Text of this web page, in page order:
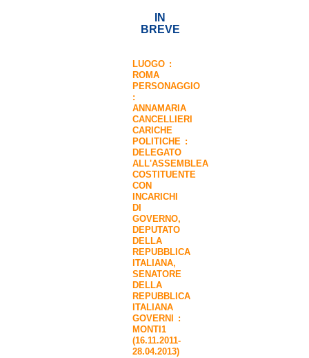
IN
BREVE
LUOGO :
ROMA
PERSONAGGIO
:
ANNAMARIA
CANCELLIERI
CARICHE
POLITICHE :
DELEGATO
ALL'ASSEMBLEA
COSTITUENTE
CON
INCARICHI
DI
GOVERNO,
DEPUTATO
DELLA
REPUBBLICA
ITALIANA,
SENATORE
DELLA
REPUBBLICA
ITALIANA
GOVERNI :
MONTI1
(16.11.2011-
28.04.2013)